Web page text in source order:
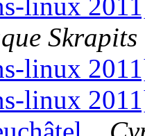
linux
Skrapits
linux
linux